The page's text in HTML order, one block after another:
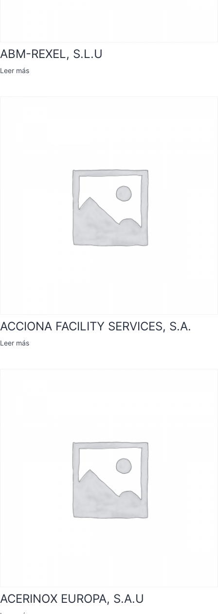
ABM-REXEL, S.L.U
Leer más
ACCIONA FACILITY SERVICES, S.A.
Leer más
ACERINOX EUROPA, S.A.U